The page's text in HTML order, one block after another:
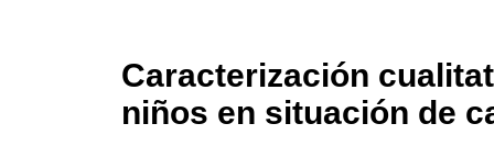
Caracterización
niños en situación de